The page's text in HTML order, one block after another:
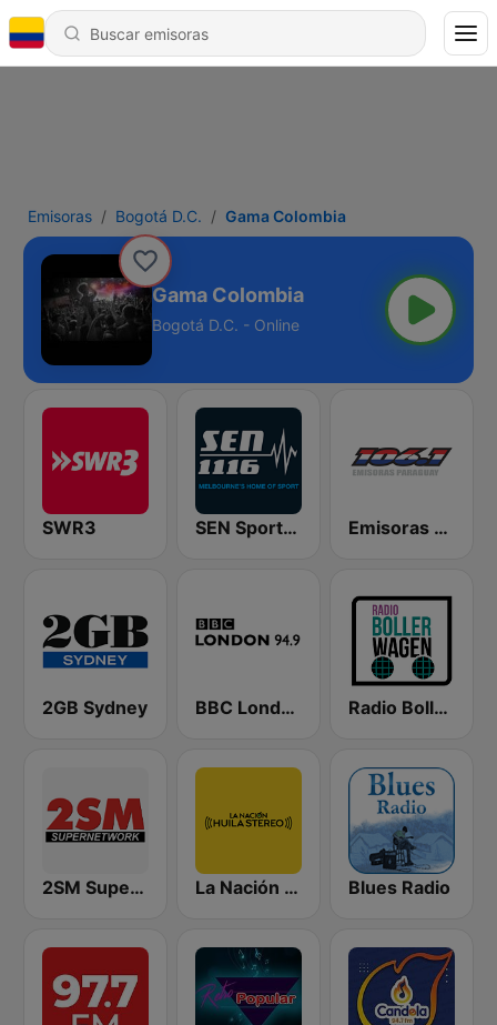
Emisoras Bogotá D.C. Gama Colombia
Gama Colombia
Bogotá D.C. - Online
SWR3 SEN Sports 1116 AM Emisoras Paraguay 106.1 FM
2GB Sydney BBC London Radio Bollerwagen
2SM Super Radio La Nación Huila Stereo Blues Radio